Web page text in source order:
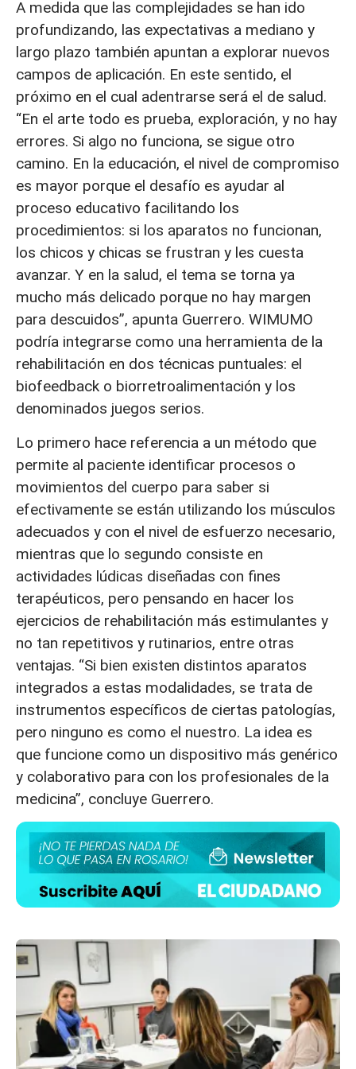
A medida que las complejidades se han ido
profundizando, las expectativas a mediano y
largo plazo también apuntan a explorar nuevos
campos de aplicación. En este sentido, el
próximo en el cual adentrarse será el de salud.
“En el arte todo es prueba, exploración, y no hay
errores. Si algo no funciona, se sigue otro
camino. En la educación, el nivel de compromiso
es mayor porque el desafío es ayudar al
proceso educativo facilitando los
procedimientos: si los aparatos no funcionan,
los chicos y chicas se frustran y les cuesta
avanzar. Y en la salud, el tema se torna ya
mucho más delicado porque no hay margen
para descuidos”, apunta Guerrero. WIMUMO
podría integrarse como una herramienta de la
rehabilitación en dos técnicas puntuales: el
biofeedback o biorretroalimentación y los
denominados juegos serios.
Lo primero hace referencia a un método que
permite al paciente identificar procesos o
movimientos del cuerpo para saber si
efectivamente se están utilizando los músculos
adecuados y con el nivel de esfuerzo necesario,
mientras que lo segundo consiste en
actividades lúdicas diseñadas con fines
terapéuticos, pero pensando en hacer los
ejercicios de rehabilitación más estimulantes y
no tan repetitivos y rutinarios, entre otras
ventajas. “Si bien existen distintos aparatos
integrados a estas modalidades, se trata de
instrumentos específicos de ciertas patologías,
pero ninguno es como el nuestro. La idea es
que funcione como un dispositivo más genérico
y colaborativo para con los profesionales de la
medicina”, concluye Guerrero.